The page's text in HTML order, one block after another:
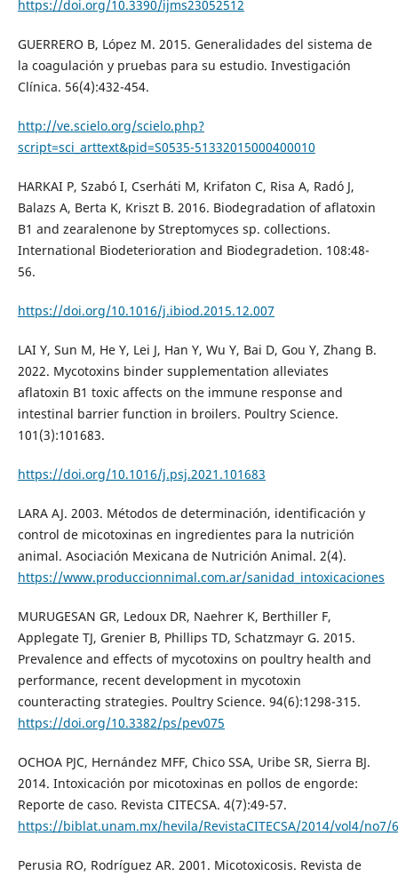
https://doi.org/10.3390/ijms23052512
GUERRERO B, López M. 2015. Generalidades del sistema de
la coagulación y pruebas para su estudio. Investigación
Clínica. 56(4):432-454.
http://ve.scielo.org/scielo.php?
script=sci_arttext&pid=S0535-51332015000400010
HARKAI P, Szabó I, Cserháti M, Krifaton C, Risa A, Radó J,
Balazs A, Berta K, Kriszt B. 2016. Biodegradation of aflatoxin
B1 and zearalenone by Streptomyces sp. collections.
International Biodeterioration and Biodegradetion. 108:48-
56.
https://doi.org/10.1016/j.ibiod.2015.12.007
LAI Y, Sun M, He Y, Lei J, Han Y, Wu Y, Bai D, Gou Y, Zhang B.
2022. Mycotoxins binder supplementation alleviates
aflatoxin B1 toxic affects on the immune response and
intestinal barrier function in broilers. Poultry Science.
101(3):101683.
https://doi.org/10.1016/j.psj.2021.101683
LARA AJ. 2003. Métodos de determinación, identificación y
control de micotoxinas en ingredientes para la nutrición
animal. Asociación Mexicana de Nutrición Animal. 2(4).
https://www.produccionnimal.com.ar/sanidad_intoxicaciones
MURUGESAN GR, Ledoux DR, Naehrer K, Berthiller F,
Applegate TJ, Grenier B, Phillips TD, Schatzmayr G. 2015.
Prevalence and effects of mycotoxins on poultry health and
performance, recent development in mycotoxin
counteracting strategies. Poultry Science. 94(6):1298-315.
https://doi.org/10.3382/ps/pev075
OCHOA PJC, Hernández MFF, Chico SSA, Uribe SR, Sierra BJ.
2014. Intoxicación por micotoxinas en pollos de engorde:
Reporte de caso. Revista CITECSA. 4(7):49-57.
https://biblat.unam.mx/hevila/RevistaCITECSA/2014/vol4/no7/
Perusia RO, Rodríguez AR. 2001. Micotoxicosis. Revista de